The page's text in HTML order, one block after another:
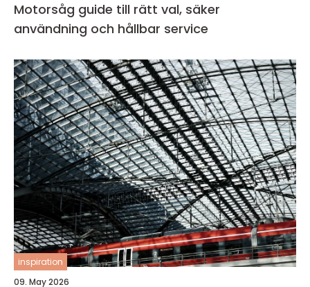
Motorsåg guide till rätt val, säker
användning och hållbar service
inspiration
09. May 2026